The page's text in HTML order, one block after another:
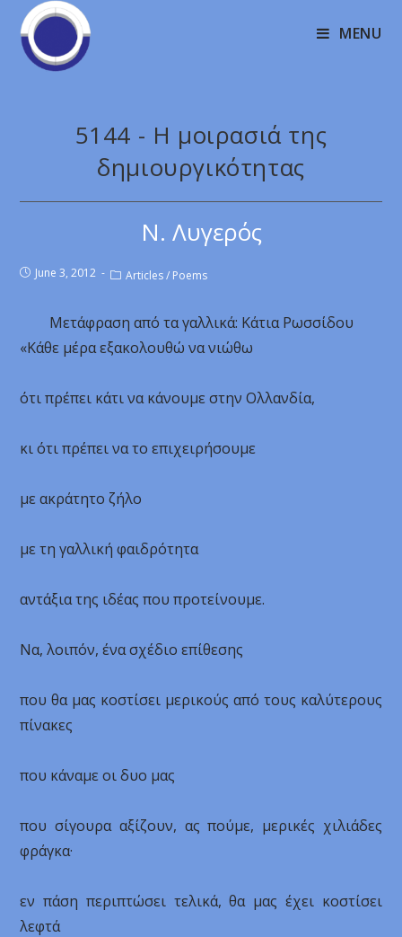
MENU
5144 - Η μοιρασιά της
δημιουργικότητας
Ν. Λυγερός
June 3, 2012 Articles / Poems
Μετάφραση από τα γαλλικά: Κάτια Ρωσσίδου
«Κάθε μέρα εξακολουθώ να νιώθω
ότι πρέπει κάτι να κάνουμε στην Ολλανδία,
κι ότι πρέπει να το επιχειρήσουμε
με ακράτητο ζήλο
με τη γαλλική φαιδρότητα
αντάξια της ιδέας που προτείνουμε.
Να, λοιπόν, ένα σχέδιο επίθεσης
που θα μας κοστίσει μερικούς από τους καλύτερους
πίνακες
που κάναμε οι δυο μας
που σίγουρα αξίζουν, ας πούμε, μερικές χιλιάδες
φράγκα·
εν πάση περιπτώσει τελικά, θα μας έχει κοστίσει
λεφτά